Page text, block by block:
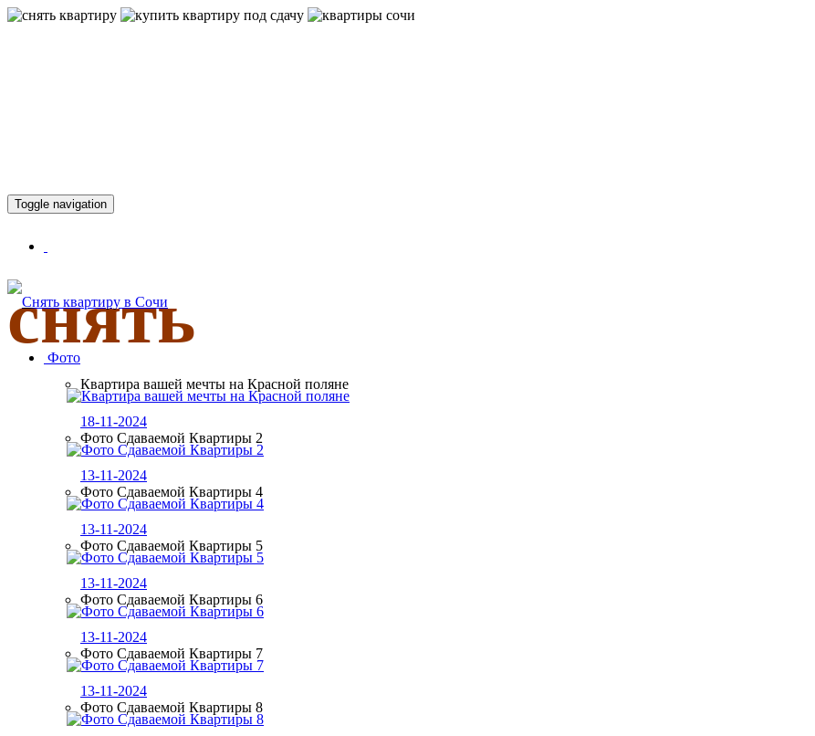
снять
Toggle navigation
Фото
Квартира вашей мечты на Красной поляне
18-11-2024
Фото Сдаваемой Квартиры 2
13-11-2024
Фото Сдаваемой Квартиры 4
13-11-2024
Фото Сдаваемой Квартиры 5
13-11-2024
Фото Сдаваемой Квартиры 6
13-11-2024
Фото Сдаваемой Квартиры 7
13-11-2024
Фото Сдаваемой Квартиры 8